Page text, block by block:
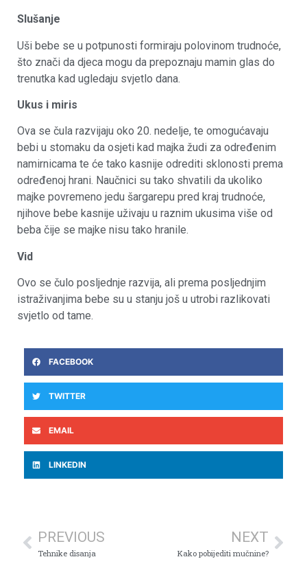
Slušanje
Uši bebe se u potpunosti formiraju polovinom trudnoće,
što znači da djeca mogu da prepoznaju mamin glas do
trenutka kad ugledaju svjetlo dana.
Ukus i miris
Ova se čula razvijaju oko 20. nedelje, te omogućavaju
bebi u stomaku da osjeti kad majka žudi za određenim
namirnicama te će tako kasnije odrediti sklonosti prema
određenoj hrani. Naučnici su tako shvatili da ukoliko
majke povremeno jedu šargarepu pred kraj trudnoće,
njihove bebe kasnije uživaju u raznim ukusima više od
beba čije se majke nisu tako hranile.
Vid
Ovo se čulo posljednje razvija, ali prema posljednjim
istraživanjima bebe su u stanju još u utrobi razlikovati
svjetlo od tame.
FACEBOOK
TWITTER
EMAIL
LINKEDIN
PREVIOUS
Tehnike disanja
NEXT
Kako pobijediti mučnine?